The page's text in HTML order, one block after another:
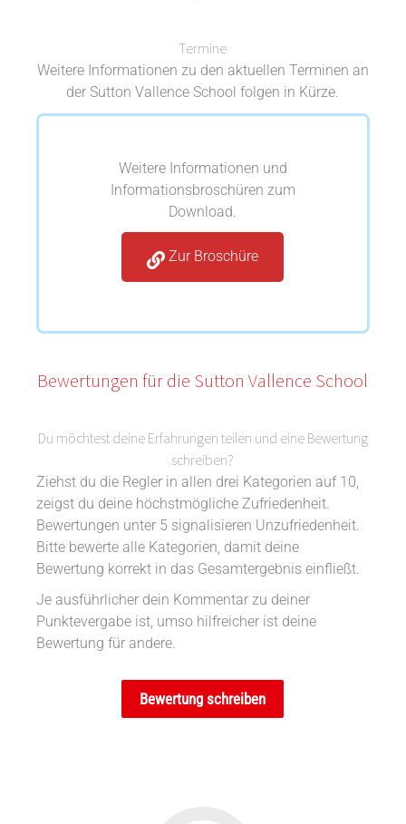
Termine
Weitere Informationen zu den aktuellen Terminen an
der Sutton Vallence School folgen in Kürze.
Weitere Informationen und
Informationsbroschüren zum
Download.
Zur Broschüre
Bewertungen für die Sutton Vallence School
Du möchtest deine Erfahrungen teilen und eine Bewertung
schreiben?
Ziehst du die Regler in allen drei Kategorien auf 10,
zeigst du deine höchstmögliche Zufriedenheit.
Bewertungen unter 5 signalisieren Unzufriedenheit.
Bitte bewerte alle Kategorien, damit deine
Bewertung korrekt in das Gesamtergebnis einfließt.
Je ausführlicher dein Kommentar zu deiner
Punktevergabe ist, umso hilfreicher ist deine
Bewertung für andere.
Bewertung schreiben